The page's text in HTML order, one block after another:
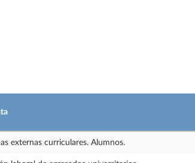
externas curriculares. Alumnos.